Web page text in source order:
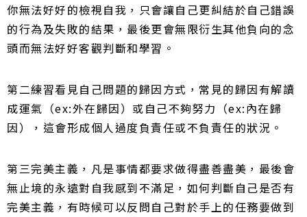
你無法好好的檢視自我，只會讓自己更糾結於自己錯誤
的行為及失敗的結果，最後更會無限衍生其他負向的念
頭而無法好好客觀判斷和學習。
第二練習看見自己問題的歸因方式，常見的歸因有解讀
成運氣（ex:外在歸因）或自己不夠努力（ex:內在歸
因），這會形成個人過度負責任或不負責任的狀況。
第三完美主義，凡是事情都要求做得盡善盡美，最後會
無止境的永遠對自我感到不滿足，如何判斷自己是否有
完美主義，有時候可以反問自己對於手上的任務要做到